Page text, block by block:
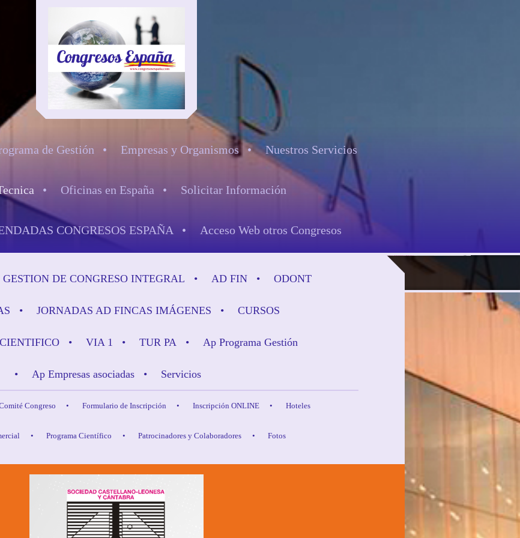
de Gestión Empresas y Organismos Nuestros Servicios
Oficinas en España Solicitar Información
CONGRESOS ESPAÑA Acceso Web otros Congresos
GESTION DE CONGRESO INTEGRAL AD FIN ODONT
JORNADAS AD FINCAS IMÁGENES CURSOS
VIA 1 TUR PA Ap Programa Gestión
Ap Empresas asociadas Servicios
Congreso Formulario de Inscripción Inscripción ONLINE Hoteles
Programa Científico Patrocinadores y Colaboradores Fotos